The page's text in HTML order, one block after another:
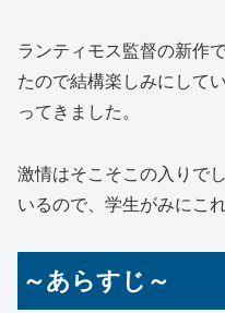
ランティモス監督の新作
たので結構楽しみにして
ってきました。
激情はそこそこの入りで
いるので、学生がみにこ
～あらすじ～